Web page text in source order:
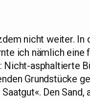
nicht wei­ter. In
ich näm­lich
Nicht-asphal­tier­te
Grund­stü­cke
Den Sand,